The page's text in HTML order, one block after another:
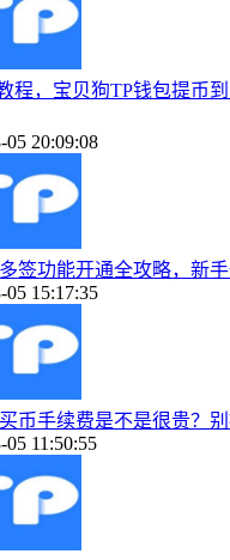
程，宝贝狗TP钱包提币
05 20:09:08
签功能开通全攻略，新
05 15:17:35
币手续费是不是很贵？
05 11:50:55